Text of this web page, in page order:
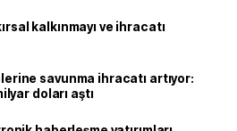
kalkınmayı ve ihracatı
savunma ihracatı artıyor:
doları aştı